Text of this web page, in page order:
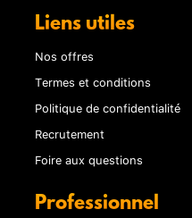
Liens utiles
Nos offres
Termes et conditions
Politique de confidentialité
Recrutement
Foire aux questions
Professionnel